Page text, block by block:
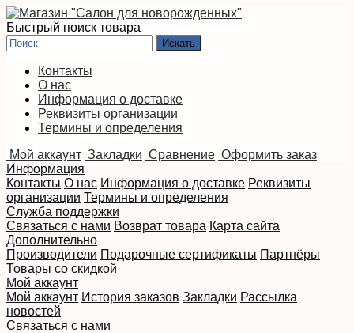
Быстрый поиск товара
Контакты
О нас
Информация о доставке
Реквизиты организации
Термины и определения
Мой аккаунт Закладки Сравнение Оформить заказ
Информация
Контакты О нас Информация о доставке Реквизиты
организации Термины и определения
Служба поддержки
Связаться с нами Возврат товара Карта сайта
Дополнительно
Производители Подарочные сертификаты Партнёры
Товары со скидкой
Мой аккаунт
Мой аккаунт История заказов Закладки Рассылка
новостей
Связаться с нами